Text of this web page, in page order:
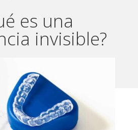
es una
invisible?